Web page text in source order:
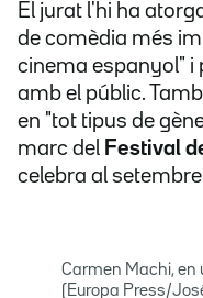
El jurat l'hi ha
de comèdia més
cinema espanyol" i
amb el públic.
en "tot tipus de
marc del Festival
celebra al
Carmen Machi, en
(Europa Press/